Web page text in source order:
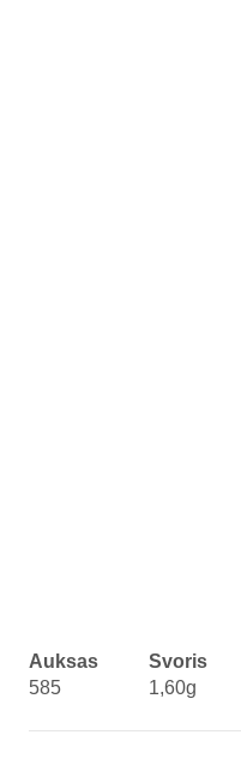
Auksas
585
Svoris
1,60g